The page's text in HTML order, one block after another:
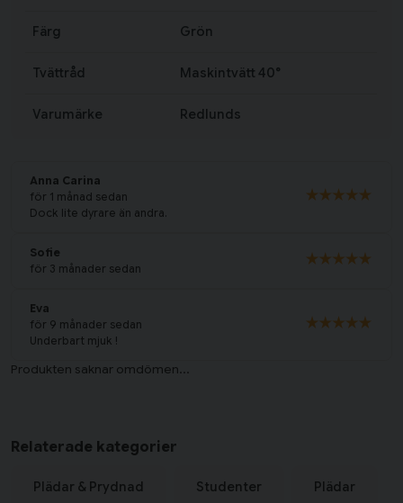
Färg Grön
Tvättråd Maskintvätt 40°
Varumärke Redlunds
Anna Carina
för 1 månad sedan
Dock lite dyrare än andra.
Sofie
för 3 månader sedan
Eva
för 9 månader sedan
Underbart mjuk !
Relaterade kategorier
Plädar & Prydnad Studenter Plädar